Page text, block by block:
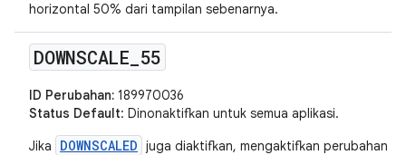
horizontal 50% dari tampilan sebenarnya.
DOWNSCALE 55
ID Perubahan: 189970036
Status Default: Dinonaktifkan untuk semua aplikasi.
Jika
DOWNSCALED juga diaktifkan, mengaktifkan perubahan